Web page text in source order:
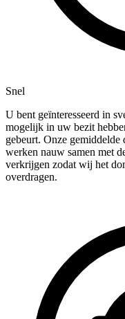
Snel
U bent geïnteresseerd in
mogelijk in uw bezit
gebeurt. Onze
werken nauw samen met
verkrijgen zodat wij het
overdragen.